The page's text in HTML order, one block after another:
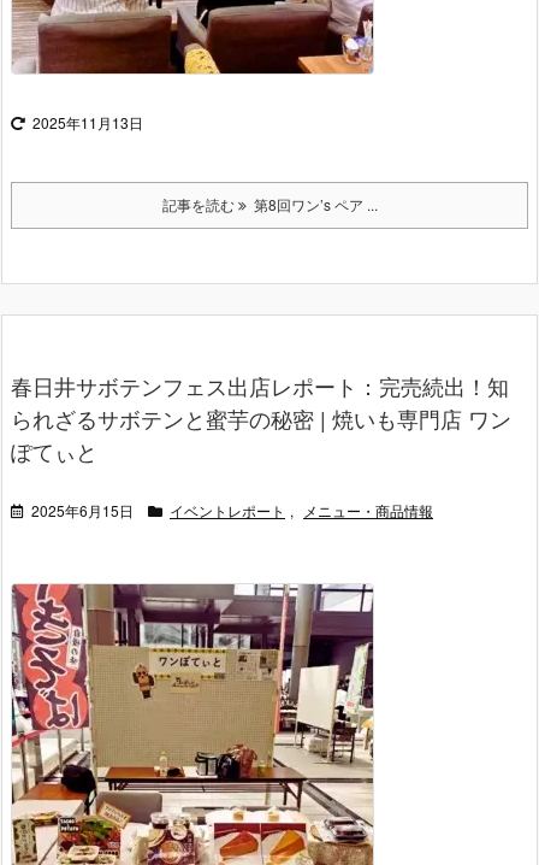
2025年11月13日
記事を読む 第8回ワン’s ペア ...
春日井サボテンフェス出店レポート：完売続出！知
られざるサボテンと蜜芋の秘密 | 焼いも専門店 ワン
ぽてぃと
2025年6月15日 イベントレポート , メニュー・商品情報